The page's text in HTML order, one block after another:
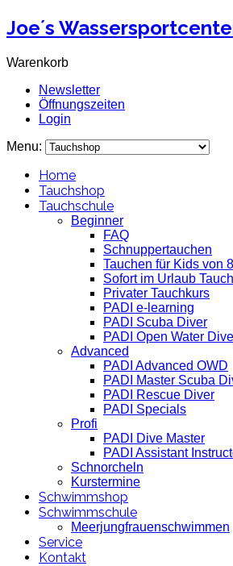
Joe´s
Warenkorb
Newsletter
Öffnungszeiten
Login
Menu:
Home
Tauchshop
Tauchschule
Beginner
FAQ
Schnuppertauchen
Tauchen für Kids von
Sofort im Urlaub
Privater Tauchkurs
PADI e-learning
PADI Scuba Diver
PADI Open Water
Advanced
PADI Advanced OWD
PADI Master Scuba
PADI Rescue Diver
PADI Specials
Profi
PADI Dive Master
PADI Assistant
Schnorcheln
Kurstermine
Schwimmshop
Schwimmschule
Meerjungfrauenschwimmen
Service
Kontakt